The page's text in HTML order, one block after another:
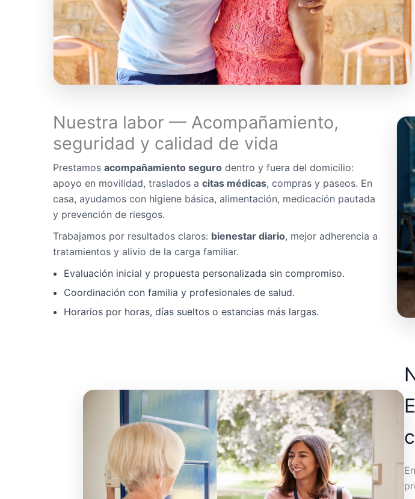
Nuestra labor — Acompañamiento,
seguridad y calidad de vida
Prestamos acompañamiento seguro dentro y fuera del domicilio:
apoyo en movilidad, traslados a citas médicas, compras y paseos. En
casa, ayudamos con higiene básica, alimentación, medicación pautada
y prevención de riesgos.
Trabajamos por resultados claros: bienestar diario, mejor adherencia a
tratamientos y alivio de la carga familiar.
Evaluación inicial y propuesta personalizada sin compromiso.
Coordinación con familia y profesionales de salud.
Horarios por horas, días sueltos o estancias más largas.
En